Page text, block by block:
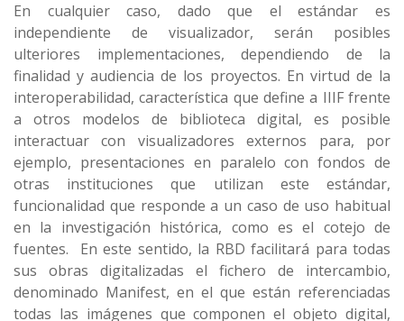
En cualquier caso, dado que el estándar es
independiente de visualizador, serán posibles
ulteriores implementaciones, dependiendo de la
finalidad y audiencia de los proyectos. En virtud de la
interoperabilidad, característica que define a IIIF frente
a otros modelos de biblioteca digital, es posible
interactuar con visualizadores externos para, por
ejemplo, presentaciones en paralelo con fondos de
otras instituciones que utilizan este estándar,
funcionalidad que responde a un caso de uso habitual
en la investigación histórica, como es el cotejo de
fuentes. En este sentido, la RBD facilitará para todas
sus obras digitalizadas el fichero de intercambio,
denominado Manifest, en el que están referenciadas
todas las imágenes que componen el objeto digital,